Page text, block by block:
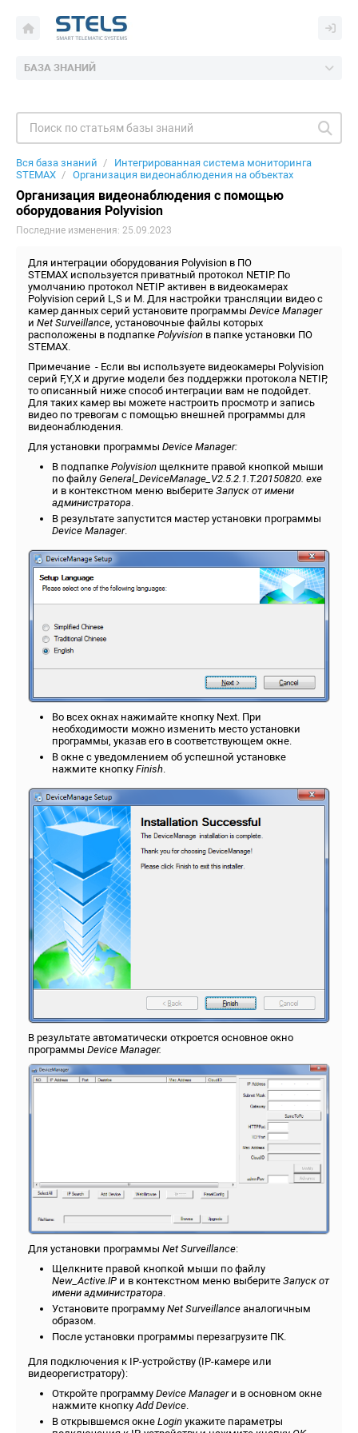
БАЗА ЗНАНИЙ
Вся база знаний
Интегрированная система мониторинга
STEMAX
Организация видеонаблюдения на объектах
Организация видеонаблюдения с помощью
оборудования Polyvision
Последние изменения: 25.09.2023
Для интеграции оборудования Polyvision в ПО
STEMAX используется приватный протокол NETIP. По
умолчанию протокол NETIP активен в видеокамерах
Polyvision серий L,S и М. Для настройки трансляции видео с
камер данных серий установите программы Device Manager
и Net Surveillance, установочные файлы которых
расположены в подпапке Polyvision в папке установки ПО
STEMAX.
Примечание - Если вы используете видеокамеры Polyvision
серий F,Y,X и другие модели без поддержки протокола NETIP,
то описанный ниже способ интеграции вам не подойдет.
Для таких камер вы можете настроить просмотр и запись
видео по тревогам с помощью внешней программы для
видеонаблюдения.
Для установки программы Device Manager:
В подпапке Polyvision щелкните правой кнопкой мыши
по файлу General_DeviceManage_V2.5.2.1.T.20150820. exe
и в контекстном меню выберите Запуск от имени
администратора.
В результате запустится мастер установки программы
Device Manager.
Во всех окнах нажимайте кнопку Next. При
необходимости можно изменить место установки
программы, указав его в соответствующем окне.
В окне с уведомлением об успешной установке
нажмите кнопку Finish
В результате автоматически откроется основное окно
программы Device Manager.
Для установки программы Net Surveillance:
Щелкните правой кнопкой мыши по файлу
New_Active. IP и в контекстном меню выберите Запуск от
имени администратора
Установите программу Net Surveillance аналогичным
образом.
После установки программы перезагрузите ПК.
Для подключения к IP-устройству (IP-камере или
видеорегистратору):
Откройте программу Device Managerи в основном окне
нажмите кнопку Add Device
В открывшемся окне Login укажите параметры